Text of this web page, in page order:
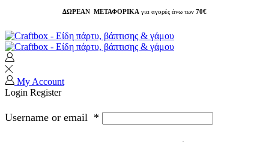
ΔΩΡΕΑΝ ΜΕΤΑΦΟΡΙΚΑ για αγορές άνω των 70€
My Account
Login Register
Username or email *